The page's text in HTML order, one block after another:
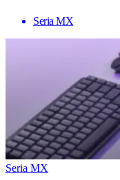
Seria MX
Seria MX